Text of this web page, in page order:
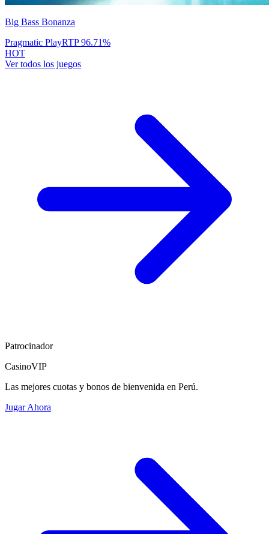
Big Bass Bonanza
Pragmatic PlayRTP96.71%
HOT
Ver todos los juegos
Patrocinador
CasinoVIP
Las mejores cuotas y bonos de bienvenida en Perú.
Jugar Ahora